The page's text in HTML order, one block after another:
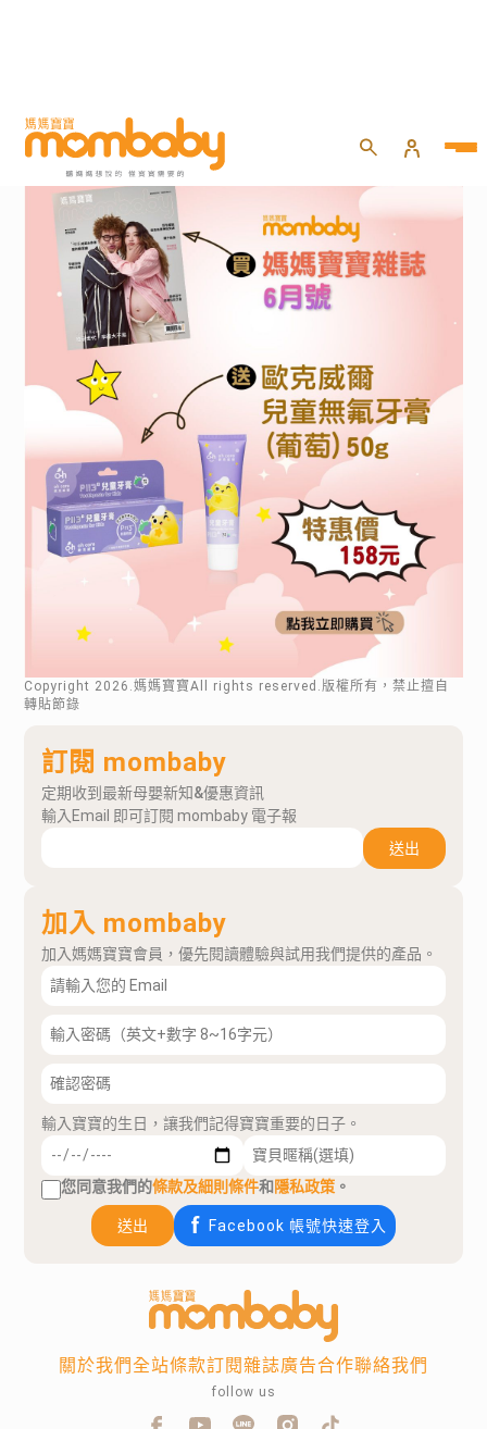
Copyright 2026 .媽媽寶寶All rights reserved.版權所有，禁止擅自
轉貼節錄
訂閱 mombaby
定期收到最新母嬰新知&優惠資訊
輸入Email 即可訂閱 mombaby 電子報
送出
加入 mombaby
加入媽媽寶寶會員，優先閱讀體驗與試用我們提供的產品。
輸入寶寶的生日，讓我們記得寶寶重要的日子。
您同意我們的條款及細則條件和隱私政策 。
送出 Facebook 帳號快速登入
關於我們全站條款訂閱雜誌廣告合作聯絡我們
follow us